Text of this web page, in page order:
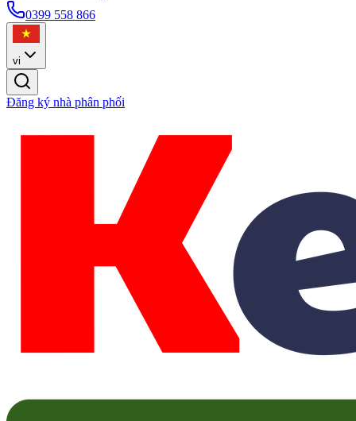
0399 558 866
vi
Đăng ký nhà phân phối